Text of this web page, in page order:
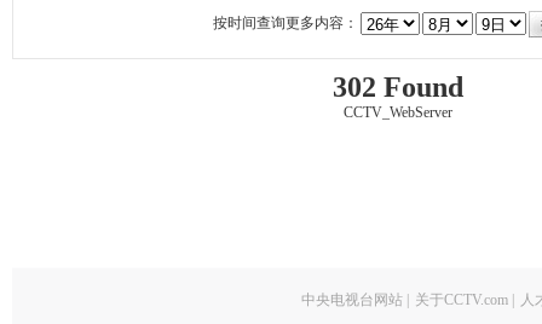
按时间查询更多内容：
302 Found
CCTV_WebServer
中央电视台网站 关于CCTV.com 人